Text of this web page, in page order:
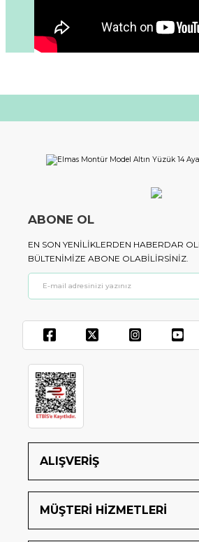
ALIŞVERİŞ
MÜŞTERİ HİZMETLERİ
ABONE OL
EN SON YENILIKLERDEN HABERDAR
BÜLTENIMIZE ABONE OLABILIRSINIZ.